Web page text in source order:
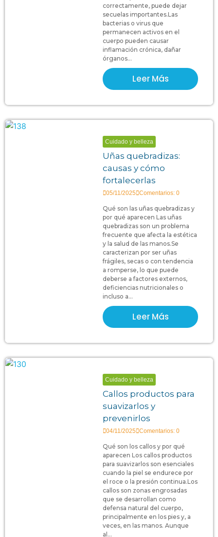
correctamente, puede dejar
secuelas importantes.Las
bacterias o virus que
permanecen activos en el
cuerpo pueden causar
inflamación crónica, dañar
órganos...
Leer Más
Cuidado y belleza
Uñas quebradizas:
causas y cómo
fortalecerlas
05/11/2025 Comentarios: 0
Qué son las uñas quebradizas y
por qué aparecen Las uñas
quebradizas son un problema
frecuente que afecta la estética
y la salud de las manos.Se
caracterizan por ser uñas
frágiles, secas o con tendencia
a romperse, lo que puede
deberse a factores externos,
deficiencias nutricionales o
incluso a...
Leer Más
Cuidado y belleza
Callos productos para
suavizarlos y
prevenirlos
04/11/2025 Comentarios: 0
Qué son los callos y por qué
aparecen Los callos productos
para suavizarlos son esenciales
cuando la piel se endurece por
el roce o la presión continua.Los
callos son zonas engrosadas
que se desarrollan como
defensa natural del cuerpo,
principalmente en los pies y, a
veces, en las manos. Aunque
al...